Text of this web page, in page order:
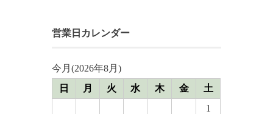
営業日カレンダー
今月(2026年8月)
日
月 火 水 木 金
土
1